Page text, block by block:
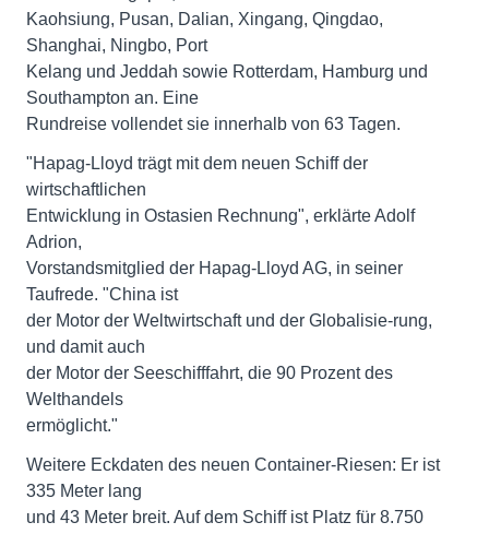
Kaohsiung, Pusan, Dalian, Xingang, Qingdao,
Shanghai, Ningbo, Port
Kelang und Jeddah sowie Rotterdam, Hamburg und
Southampton an. Eine
Rundreise vollendet sie innerhalb von 63 Tagen.
"Hapag-Lloyd trägt mit dem neuen Schiff der
wirtschaftlichen
Entwicklung in Ostasien Rechnung", erklärte Adolf
Adrion,
Vorstandsmitglied der Hapag-Lloyd AG, in seiner
Taufrede. "China ist
der Motor der Weltwirtschaft und der Globalisie-rung,
und damit auch
der Motor der Seeschifffahrt, die 90 Prozent des
Welthandels
ermöglicht."
Weitere Eckdaten des neuen Container-Riesen: Er ist
335 Meter lang
und 43 Meter breit. Auf dem Schiff ist Platz für 8.750